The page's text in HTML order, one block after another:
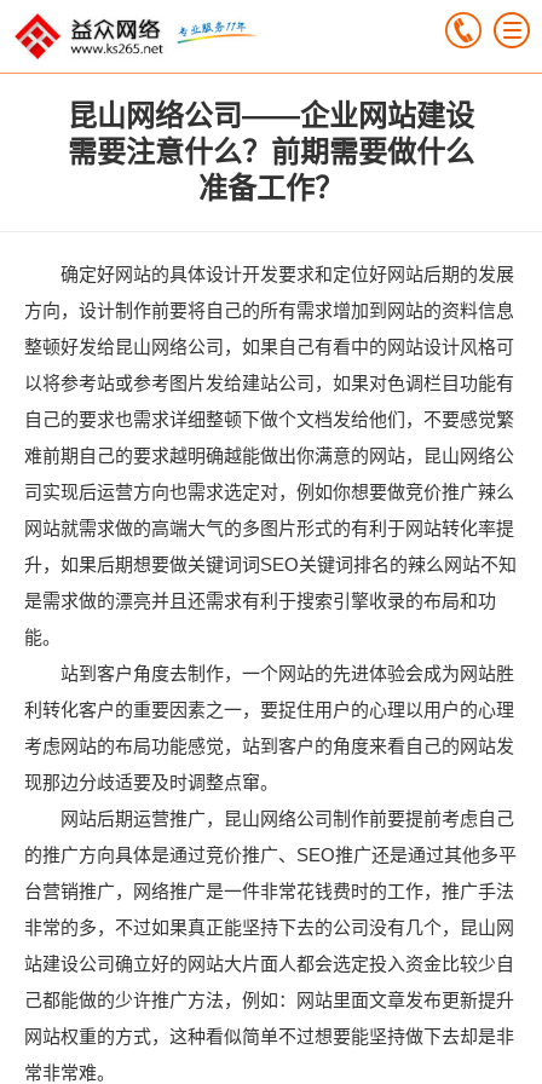
昆山网络公司——企业网站建设
需要注意什么？前期需要做什么
准备工作？
确定好网站的具体设计开发要求和定位好网站后期的发展
方向，设计制作前要将自己的所有需求增加到网站的资料信息
整顿好发给昆山网络公司，如果自己有看中的网站设计风格可
以将参考站或参考图片发给建站公司，如果对色调栏目功能有
自己的要求也需求详细整顿下做个文档发给他们，不要感觉繁
难前期自己的要求越明确越能做出你满意的网站，昆山网络公
司实现后运营方向也需求选定对，例如你想要做竞价推广辣么
网站就需求做的高端大气的多图片形式的有利于网站转化率提
升，如果后期想要做关键词词SEO关键词排名的辣么网站不知
是需求做的漂亮并且还需求有利于搜索引擎收录的布局和功
能。
站到客户角度去制作，一个网站的先进体验会成为网站胜
利转化客户的重要因素之一，要捉住用户的心理以用户的心理
考虑网站的布局功能感觉，站到客户的角度来看自己的网站发
现那边分歧适要及时调整点窜。
网站后期运营推广，昆山网络公司制作前要提前考虑自己
的推广方向具体是通过竞价推广、SEO推广还是通过其他多平
台营销推广，网络推广是一件非常花钱费时的工作，推广手法
非常的多，不过如果真正能坚持下去的公司没有几个，昆山网
站建设公司确立好的网站大片面人都会选定投入资金比较少自
己都能做的少许推广方法，例如：网站里面文章发布更新提升
网站权重的方式，这种看似简单不过想要能坚持做下去却是非
常非常难。